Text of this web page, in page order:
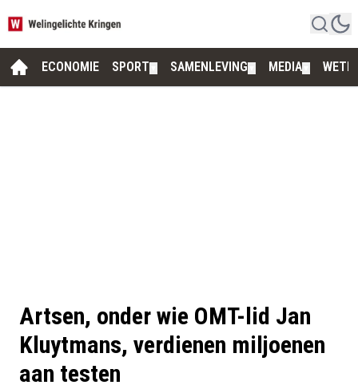
ECONOMIE SPORT SAMENLEVING MEDIA
Artsen, onder wie OMT-lid Jan
Kluytmans, verdienen miljoenen
aan testen